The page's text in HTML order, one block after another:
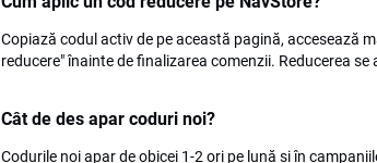
Copiază codul activ de pe această pagină, accesează
reducere" înainte de finalizarea comenzii. Reducerea
Cât de des apar coduri noi?
Codurile noi apar de obicei 1-2 ori pe lună și în